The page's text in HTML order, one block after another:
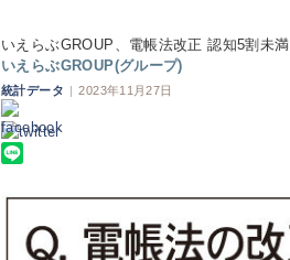
いえらぶGROUP、電帳法改正 認知5割未満
いえらぶGROUP(グループ)
統計データ | 2023年11月27日